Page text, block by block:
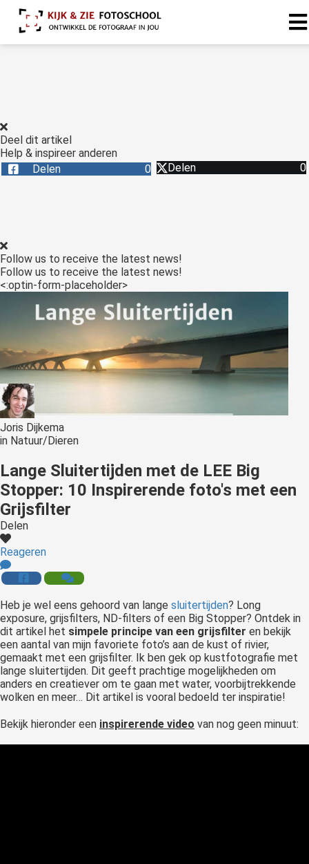
Deel dit artikel
Help & inspireer anderen
Delen
0 Delen 0
Follow us to receive the latest news!
Follow us to receive the latest news!
<:optin-form-placeholder>
Joris Dijkema
in Natuur/Dieren
Lange Sluitertijden met de LEE Big
Stopper: 10 Inspirerende foto's met een
Grijsfilter
Delen
Reageren
Heb je wel eens gehoord van lange sluitertijden? Long
exposure, grijsfilters, ND-filters of een Big Stopper? Ontdek in
dit artikel het simpele principe van een grijsfilter en bekijk
een aantal van mijn favoriete foto’s aan de kust of rivier,
gemaakt met een grijsfilter. Ik ben gek op kustfotografie met
lange sluitertijden. Dit geeft prachtige mogelijkheden om
anders en creatiever om te gaan met water, voorbijtrekkende
wolken en meer… Dit artikel is vooral bedoeld ter inspiratie!
Bekijk hieronder een inspirerende video van nog geen minuut: